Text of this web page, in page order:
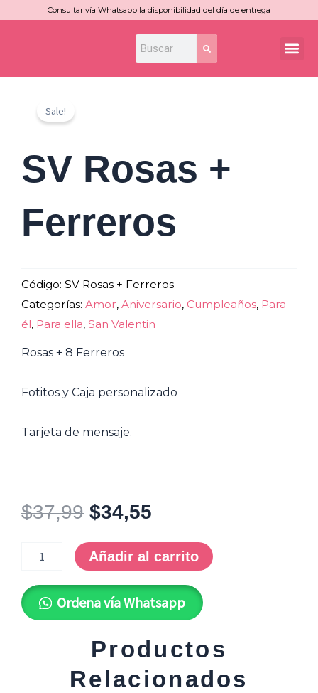
Consultar vía Whatsapp la disponibilidad del día de entrega
Search
Sale!
SV Rosas +
Ferreros
Código: SV Rosas + Ferreros
Categorías: Amor, Aniversario, Cumpleaños, Para
él, Para ella, San Valentin
Rosas + 8 Ferreros
Fotitos y Caja personalizado
Tarjeta de mensaje.
$37,99 Original
was:
$37,99.
$34,55
is:
$34,55.
cantidad
Añadir al carrito
Ordena vía Whatsapp
Productos
Relacionados